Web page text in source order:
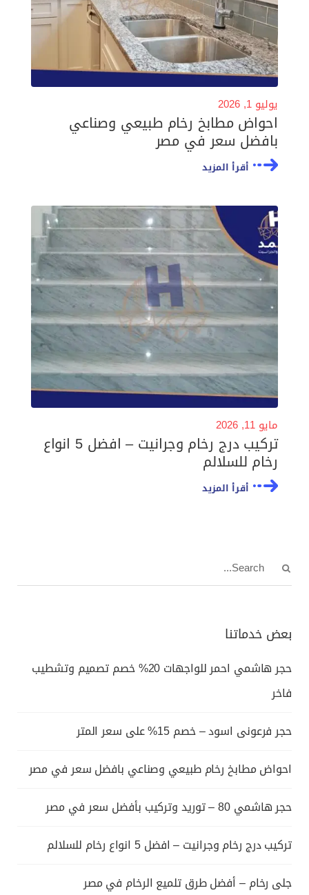
يوليو 1, 2026
احواض مطابخ رخام طبيعي وصناعي
بافضل سعر في مصر
أقرأ المزيد
مايو 11, 2026
تركيب درج رخام وجرانيت – افضل 5 انواع
رخام للسلالم
أقرأ المزيد
بعض خدماتنا
حجر هاشمي احمر للواجهات 20% خصم تصميم وتشطيب
فاخر
حجر فرعونى اسود – خصم 15% على سعر المتر
احواض مطابخ رخام طبيعي وصناعي بافضل سعر في مصر
حجر هاشمي 80 – توريد وتركيب بأفضل سعر في مصر
تركيب درج رخام وجرانيت – افضل 5 انواع رخام للسلالم
جلى رخام – أفضل طرق تلميع الرخام في مصر